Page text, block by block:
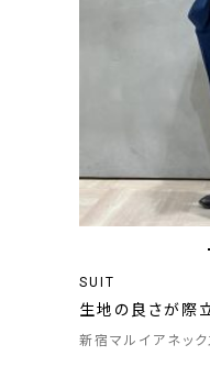
SUIT
生地の良さが際
新宿マルイアネック